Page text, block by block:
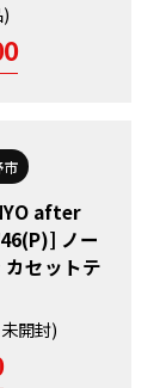
市
after
ノー
セットテ
開封)